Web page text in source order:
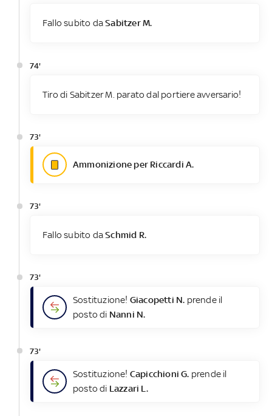
Fallo subito daSabitzer M.
74'
Tiro di Sabitzer M. parato dal portiere avversario!
73'
Ammonizione per Riccardi A.
73'
Fallo subito daSchmid R.
73'
Sostituzione! Giacopetti N. prende il
posto di Nanni N.
73'
Sostituzione! Capicchioni G. prende il
posto di Lazzari L.